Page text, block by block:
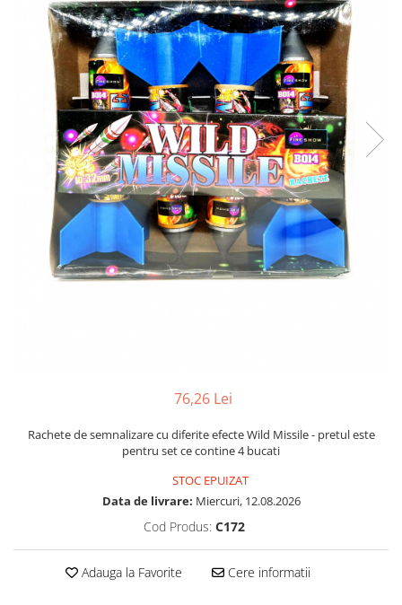
76,26 Lei
Rachete de semnalizare cu diferite efecte Wild Missile - pretul este
pentru set ce contine 4 bucati
STOC EPUIZAT
Data de livrare: Miercuri, 12.08.2026
Cod Produs: C172
Adauga la Favorite Cere informatii